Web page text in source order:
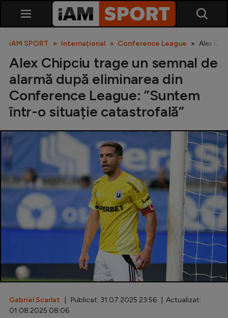
SuperLiga
Cupa României
Echipa Națională
U21
Fotbal feminin
Special
Diverse
Inedit
Clasamente
iAM SPORT Internațional Conference League Alex
Alex Chipciu trage un semnal de
alarmă după eliminarea din
Conference League: ”Suntem
într-o situație catastrofală”
Gabriel Scarlat | Publicat: 31.07.2025 23:56 | Actualizat:
01.08.2025 08:06